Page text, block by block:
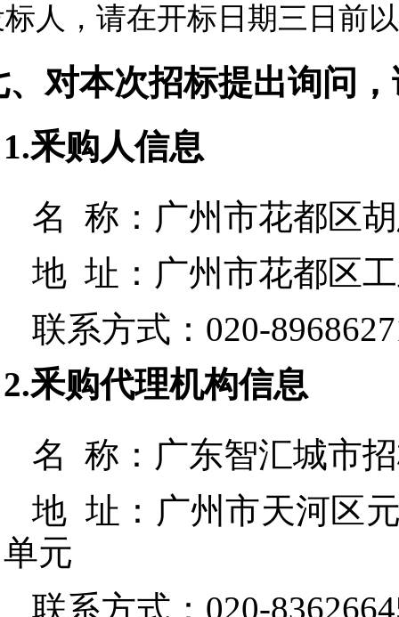
人，请在开标日期三日前
、对本次招标提出询问
1.釆购人信息
名 称： 广州市花都区
地 址： 广州市花都区
联系方式： 020-
2.釆购代理机构信息
名 称： 广东智汇城市
地 址： 广州市天河区
单元
联系方式： 020-